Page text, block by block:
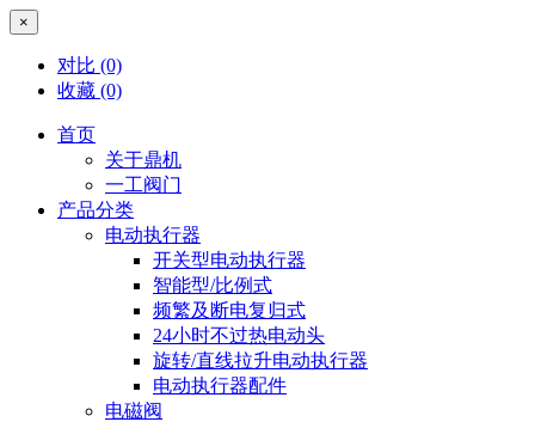
×
对比 (0)
收藏 (0)
首页
关于鼎机
一工阀门
产品分类
电动执行器
开关型电动执行器
智能型/比例式
频繁及断电复归式
24小时不过热电动头
旋转/直线拉升电动执行器
电动执行器配件
电磁阀